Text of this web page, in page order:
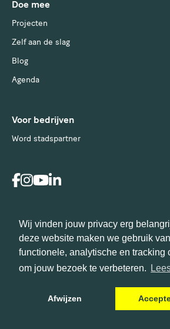
Wij vinden jouw privacy erg
deze website maken we gebruik van
functionele, analytische en tracking
om jouw bezoek te verbeteren.
Afwijzen
Doe mee
Projecten
Zelf aan de slag
Blog
Agenda
Voor bedrijven
Word stadspartner
DisclaimerPrivacy Statement
Deze website wordt duurzaam gehost bij